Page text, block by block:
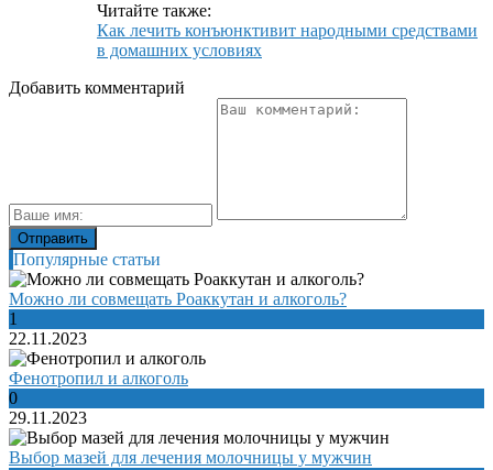
Читайте также:
Как лечить конъюнктивит народными средствами
в домашних условиях
Добавить комментарий
Популярные статьи
Можно ли совмещать Роаккутан и алкоголь?
1
22.11.2023
Фенотропил и алкоголь
0
29.11.2023
Выбор мазей для лечения молочницы у мужчин